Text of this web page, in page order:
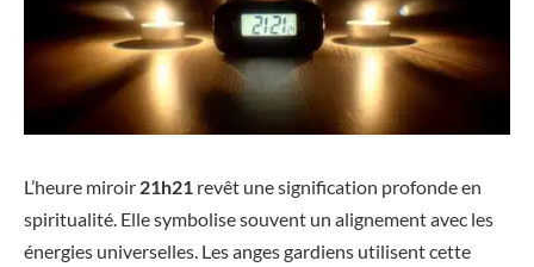
L’heure miroir 21h21 revêt une signification profonde en
spiritualité. Elle symbolise souvent un alignement avec les
énergies universelles. Les anges gardiens utilisent cette